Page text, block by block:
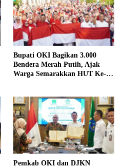
Bupati OKI Bagikan 3.000
Bendera Merah Putih, Ajak
Warga Semarakkan HUT Ke-81
Pemkab OKI dan DJKN